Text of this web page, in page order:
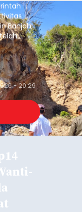
Banjah,
- 20:29